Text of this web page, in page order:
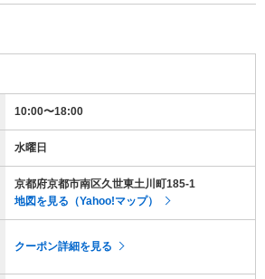
10:00〜18:00
水曜日
京都府京都市南区久世東土川町185-1
地図を見る（Yahoo!マップ）
クーポン詳細を見る